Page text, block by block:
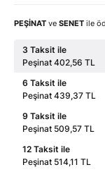
PEŞİNAT ve SENET ile
3 Taksit ile
Peşinat 402,56 TL
6 Taksit ile
Peşinat 439,37 TL
9 Taksit ile
Peşinat 509,57 TL
12 Taksit ile
Peşinat 514,11 TL